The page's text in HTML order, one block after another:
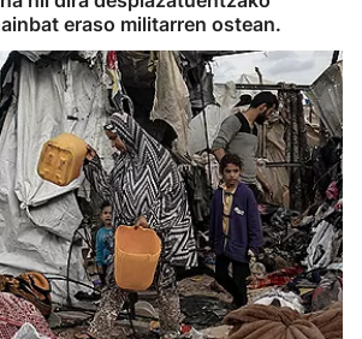
eraso militarren ostean.